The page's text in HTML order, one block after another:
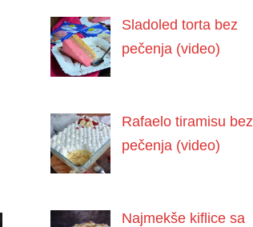
Sladoled torta bez
pečenja (video)
Rafaelo tiramisu bez
pečenja (video)
Najmekše kiflice sa